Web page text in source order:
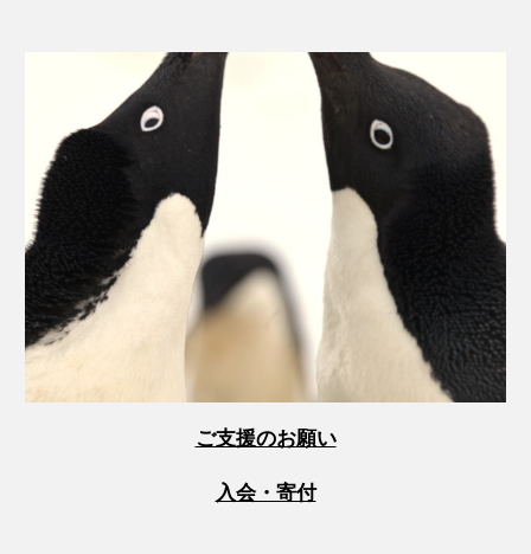
ご支援のお願い
入会・寄付